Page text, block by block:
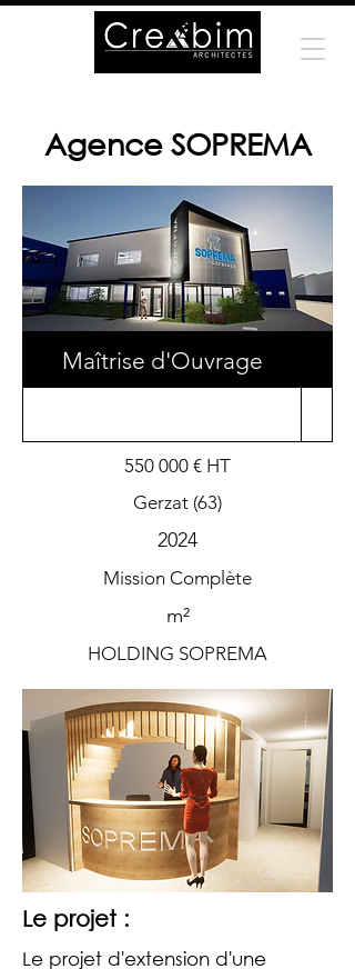
Agence SOPREMA
Maîtrise d'Ouvrage
550 000 € HT
Gerzat (63)
2024
Mission Complète
m²
HOLDING SOPREMA
Le projet :
Le projet d'extension d'une